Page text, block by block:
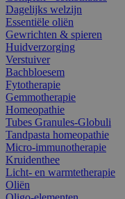
Dagelijks welzijn
Essentiële oliën
Gewrichten & spieren
Huidverzorging
Verstuiver
Bachbloesem
Fytotherapie
Gemmotherapie
Homeopathie
Tubes Granules-Globuli
Tandpasta homeopathie
Micro-immunotherapie
Kruidenthee
Licht- en warmtetherapie
Oliën